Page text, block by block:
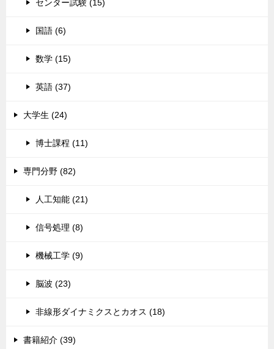
センター試験 (15)
国語 (6)
数学 (15)
英語 (37)
大学生 (24)
博士課程 (11)
専門分野 (82)
人工知能 (21)
信号処理 (8)
機械工学 (9)
脳波 (23)
非線形ダイナミクスとカオス (18)
書籍紹介 (39)